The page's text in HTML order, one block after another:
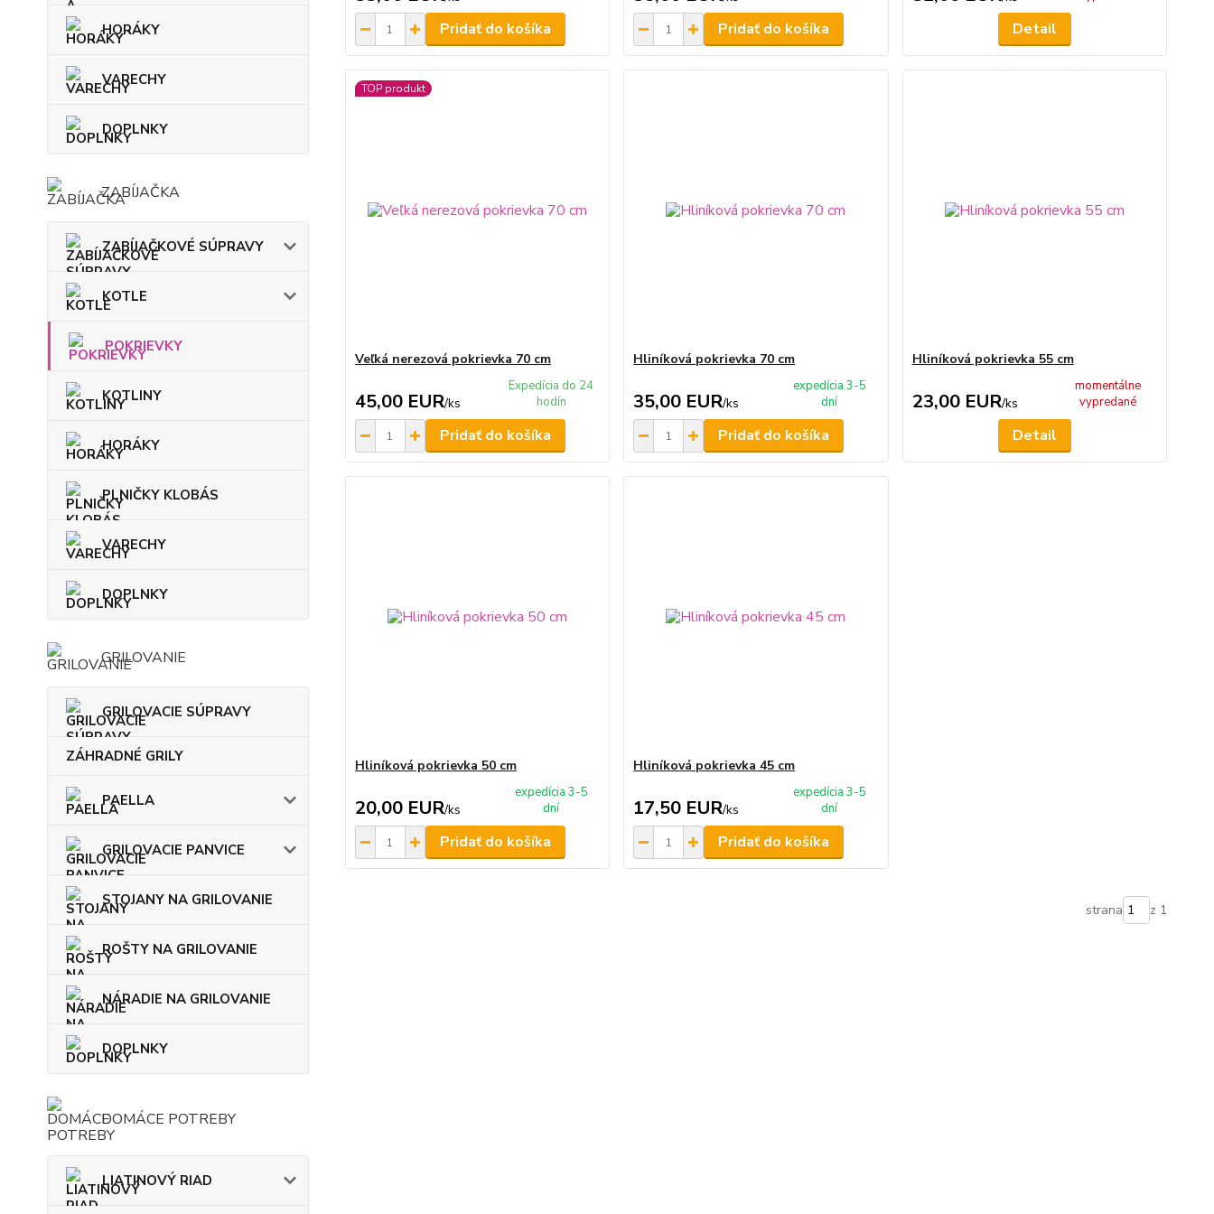
HORÁKY
VARECHY
DOPLNKY
ZABÍJAČKA
ZABÍJAČKOVÉ SÚPRAVY
KOTLE
POKRIEVKY
KOTLINY
HORÁKY
PLNIČKY KLOBÁS
VARECHY
DOPLNKY
GRILOVANIE
GRILOVACIE SÚPRAVY
ZÁHRADNÉ GRILY
PAELLA
GRILOVACIE PANVICE
STOJANY NA GRILOVANIE
ROŠTY NA GRILOVANIE
NÁRADIE NA GRILOVANIE
DOPLNKY
DOMÁCE POTREBY
LIATINOVÝ RIAD
Pridať do košíka Pridať do košíka Detail
TOP produkt
Veľká nerezová pokrievka 70 cm
45,00 EUR/ks
Expedícia do 24
hodín
Pridať do košíka
Hliníková pokrievka 70 cm
35,00 EUR/ks
expedícia 3-5
dní
Pridať do košíka
Hliníková pokrievka 55 cm
23,00 EUR/ks
momentálne
vypredané
Detail
Hliníková pokrievka 50 cm
20,00 EUR/ks
expedícia 3-5
dní
Pridať do košíka
Hliníková pokrievka 45 cm
17,50 EUR/ks
expedícia 3-5
dní
Pridať do košíka
strana z 1